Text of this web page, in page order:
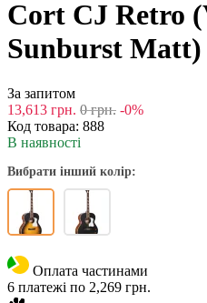
Cort CJ Retro
Sunburst Matt)
За запитом
13,613 грн. 0 грн. -0%
Код товара: 888
В наявності
Вибрати інший колір:
Оплата частинами
6 платежі по 2,269 грн.